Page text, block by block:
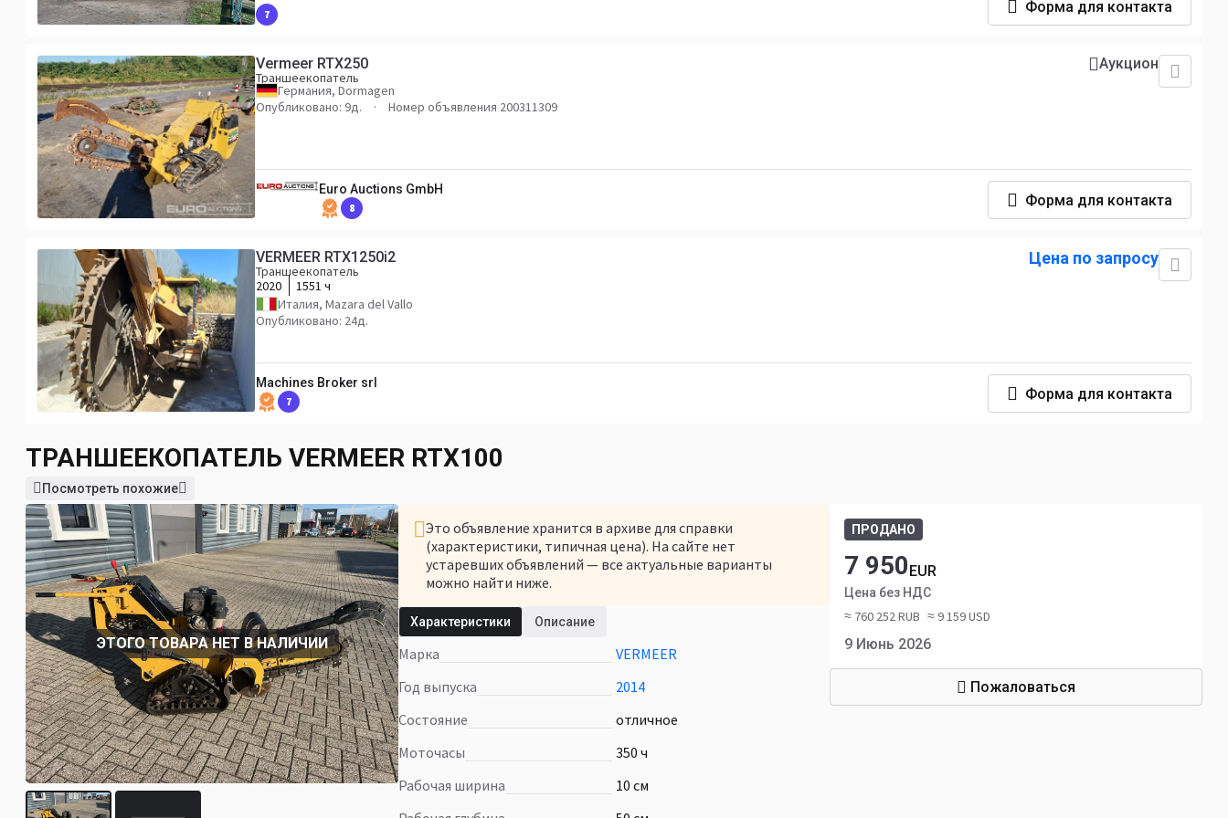
7 Форма для контакта
Vermeer RTX250
Траншеекопатель
Германия, Dormagen
Опубликовано: 9д.
Номер объявления 200311309
Аукцион
Euro Auctions GmbH
8 Форма для контакта
VERMEER RTX1250i2
Траншеекопатель
2020
1551 ч
Италия, Mazara del Vallo
Опубликовано: 24д.
Цена по запросу
Machines Broker srl
7 Форма для контакта
ТРАНШЕЕКОПАТЕЛЬ VERMEER RTX100
Посмотреть похожие
ЭТОГО ТОВАРА НЕТ В НАЛИЧИИ
У нас есть другие объявления похожие на этот
Посмотреть товары в наличии
Это объявление хранится в архиве для справки
(характеристики, типичная цена). На сайте нет
устаревших объявлений — все актуальные варианты
можно найти ниже.
Характеристики Описание
Марка
VERMEER
Год выпуска
2014
Состояние
отличное
Моточасы
350 ч
Рабочая ширина
10 см
ПРОДАНО
7 950EUR
Цена без НДС
≈ 760 252 RUB ≈ 9 159 USD
9 Июнь 2026
Пожаловаться